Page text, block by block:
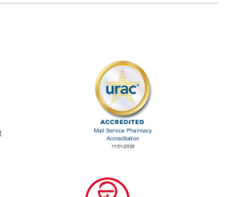
de beneficios de
La farmacia de